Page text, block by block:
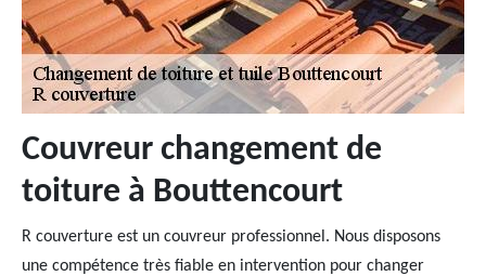
Couvreur changement de
toiture à Bouttencourt
R couverture est un couvreur professionnel. Nous disposons
une compétence très fiable en intervention pour changer